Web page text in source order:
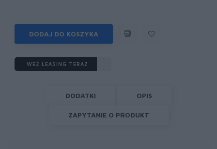
DODAJ DO KOSZYKA
WEŹ LEASING TERAZ
DODATKI OPIS
ZAPYTANIE O PRODUKT